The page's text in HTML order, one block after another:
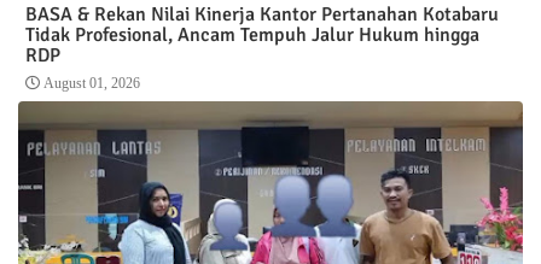
BASA & Rekan Nilai Kinerja Kantor Pertanahan Kotabaru
Tidak Profesional, Ancam Tempuh Jalur Hukum hingga
RDP
August 01, 2026